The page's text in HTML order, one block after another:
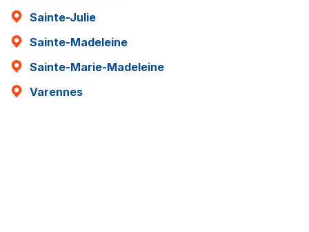
Sainte-Julie
Sainte-Madeleine
Sainte-Marie-Madeleine
Varennes